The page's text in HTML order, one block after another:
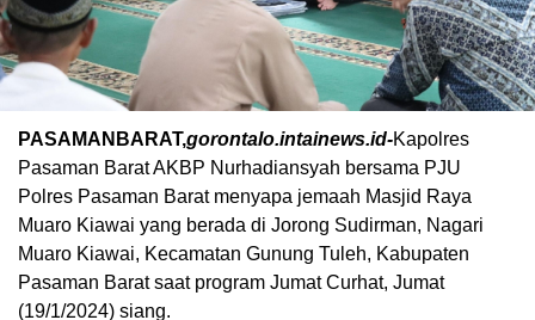
PASAMANBARAT,gorontalo.intainews.id-Kapolres
Pasaman Barat AKBP Nurhadiansyah bersama PJU
Polres Pasaman Barat menyapa jemaah Masjid Raya
Muaro Kiawai yang berada di Jorong Sudirman, Nagari
Muaro Kiawai, Kecamatan Gunung Tuleh, Kabupaten
Pasaman Barat saat program Jumat Curhat, Jumat
(19/1/2024) siang.